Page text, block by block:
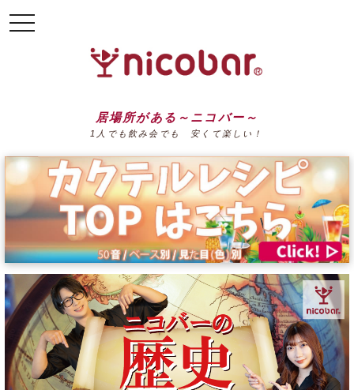
居場所がある～ニコバー～
1人でも飲み会でも 安くて楽しい！
toggle
navigation